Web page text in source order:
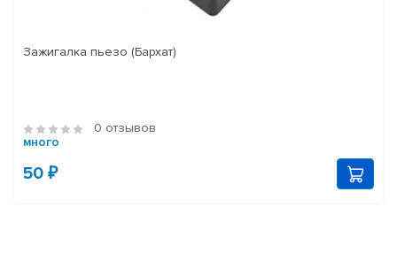
Зажигалка пьезо (Бархат)
0 отзывов
много
50 ₽